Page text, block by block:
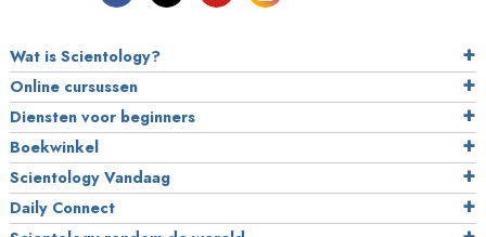
Wat is Scientology?
Online cursussen
Diensten voor beginners
Boekwinkel
Scientology Vandaag
Daily Connect